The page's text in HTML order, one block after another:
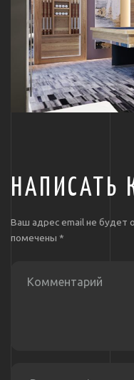
НАПИСАТЬ
Ваш адрес email не будет
помечены *